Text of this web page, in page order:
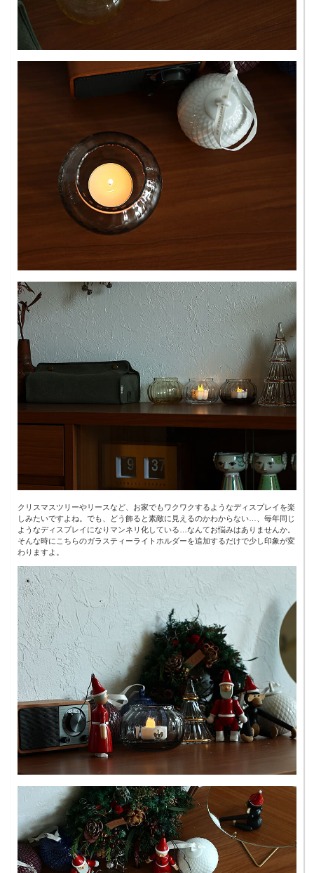
クリスマスツリーやリースなど、お家でもワクワクするようなディスプレイを楽
しみたいですよね。でも、どう飾ると素敵に見えるのかわからない…、毎年同じ
ようなディスプレイになりマンネリ化している…なんてお悩みはありませんか。
そんな時にこちらのガラスティーライトホルダーを追加するだけで少し印象が変
わりますよ。